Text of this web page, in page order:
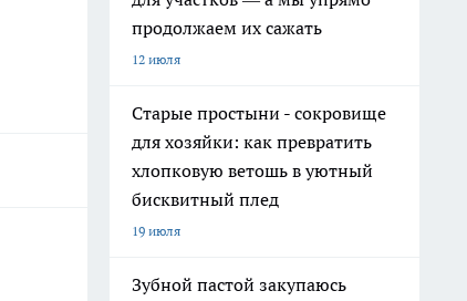
продолжаем их сажать
12 июля
Старые простыни - сокровище
для хозяйки: как превратить
хлопковую ветошь в уютный
бисквитный плед
19 июля
Зубной пастой закупаюсь